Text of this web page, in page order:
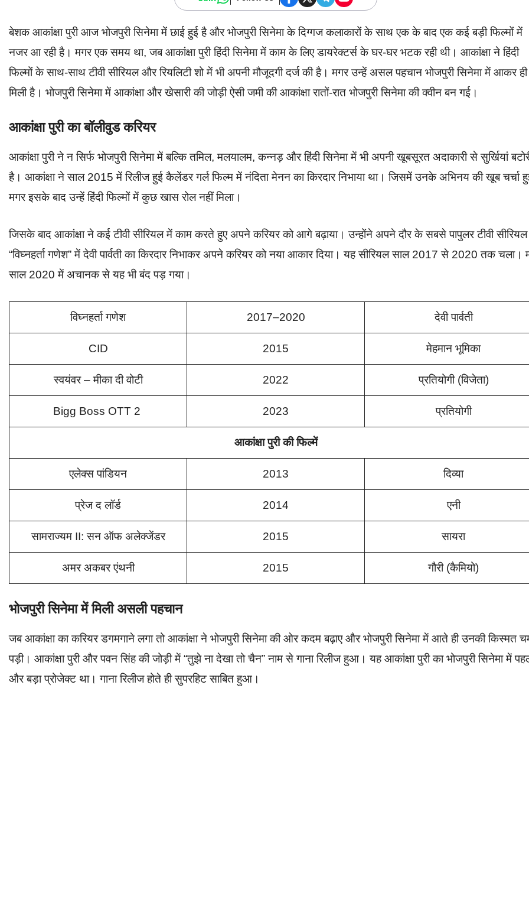
बेशक आकांक्षा पुरी आज भोजपुरी सिनेमा में छाई हुई है और भोजपुरी सिनेमा के दिग्गज कलाकारों के साथ एक के बाद एक कई बड़ी फिल्मों में
नजर आ रही है। मगर एक समय था, जब आकांक्षा पुरी हिंदी सिनेमा में काम के लिए डायरेक्टर्स के घर-घर भटक रही थी। आकांक्षा ने हिंदी
फिल्मों के साथ-साथ टीवी सीरियल और रियलिटी शो में भी अपनी मौजूदगी दर्ज की है। मगर उन्हें असल पहचान भोजपुरी सिनेमा में आकर ही
मिली है। भोजपुरी सिनेमा में आकांक्षा और खेसारी की जोड़ी ऐसी जमी की आकांक्षा रातों-रात भोजपुरी सिनेमा की क्वीन बन गई।
आकांक्षा पुरी का बॉलीवुड करियर
आकांक्षा पुरी ने न सिर्फ भोजपुरी सिनेमा में बल्कि तमिल, मलयालम, कन्नड़ और हिंदी सिनेमा में भी अपनी खूबसूरत अदाकारी से सुर्खियां
है। आकांक्षा ने साल 2015 में रिलीज हुई कैलेंडर गर्ल फिल्म में नंदिता मेनन का किरदार निभाया था। जिसमें उनके अभिनय की खूब चर्चा
मगर इसके बाद उन्हें हिंदी फिल्मों में कुछ खास रोल नहीं मिला।
जिसके बाद आकांक्षा ने कई टीवी सीरियल में काम करते हुए अपने करियर को आगे बढ़ाया। उन्होंने अपने दौर के सबसे पापुलर टीवी सीरियल
“विघ्नहर्ता गणेश” में देवी पार्वती का किरदार निभाकर अपने करियर को नया आकार दिया। यह सीरियल साल 2017 से 2020 तक चला।
साल 2020 में अचानक से यह भी बंद पड़ गया।
विघ्नहर्ता गणेश 2017–2020 देवी पार्वती
CID 2015 मेहमान भूमिका
स्वयंवर – मीका दी वोटी 2022 प्रतियोगी (विजेता)
Bigg Boss OTT 2 2023 प्रतियोगी
आकांक्षा पुरी की फिल्में
एलेक्स पांडियन 2013 दिव्या
प्रेज द लॉर्ड 2014 एनी
सामराज्यम II: सन ऑफ अलेक्जेंडर 2015 सायरा
अमर अकबर एंथनी 2015 गौरी (कैमियो)
भोजपुरी सिनेमा में मिली असली पहचान
जब आकांक्षा का करियर डगमगाने लगा तो आकांक्षा ने भोजपुरी सिनेमा की ओर कदम बढ़ाए और भोजपुरी सिनेमा में आते ही उनकी किस्मत
पड़ी। आकांक्षा पुरी और पवन सिंह की जोड़ी में “तुझे ना देखा तो चैन” नाम से गाना रिलीज हुआ। यह आकांक्षा पुरी का भोजपुरी सिनेमा में
और बड़ा प्रोजेक्ट था। गाना रिलीज होते ही सुपरहिट साबित हुआ।